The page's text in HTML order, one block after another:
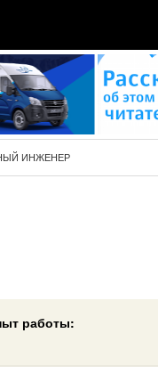
ИНЖЕНЕР
работы: